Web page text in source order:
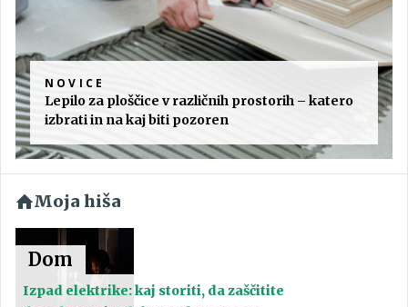
NOVICE
Lepilo za ploščice v različnih prostorih – katero
izbrati in na kaj biti pozoren
Moja hiša
Dom
Izpad elektrike: kaj storiti, da zaščitite